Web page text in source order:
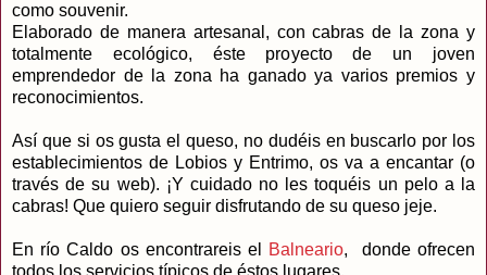
como souvenir.
Elaborado de manera artesanal, con cabras de la zona y
totalmente ecológico, éste proyecto de un joven
emprendedor de la zona ha ganado ya varios premios y
reconocimientos.
Así que si os gusta el queso, no dudéis en buscarlo por los
establecimientos de Lobios y Entrimo, os va a encantar (o
través de su web). ¡Y cuidado no les toquéis un pelo a la
cabras! Que quiero seguir disfrutando de su queso jeje.
En río Caldo os encontrareis el Balneario, donde ofrecen